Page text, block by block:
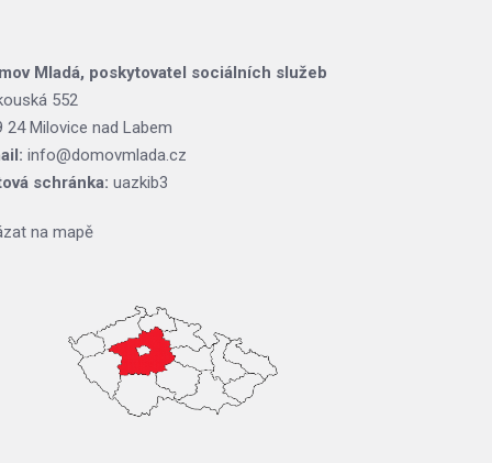
Mladá, poskytovatel sociálních služeb
552
24 Milovice nad Labem
info@domovmlada.cz
schránka:uazkib3
na mapě